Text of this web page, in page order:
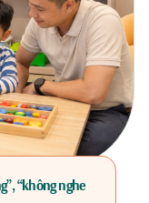
“không nghe